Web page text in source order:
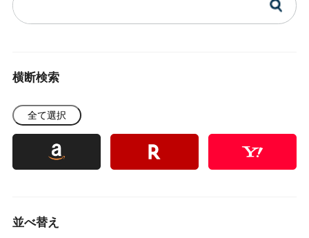
横断検索
全て選択
並べ替え